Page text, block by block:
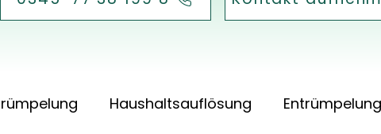
Haushaltsauflösung